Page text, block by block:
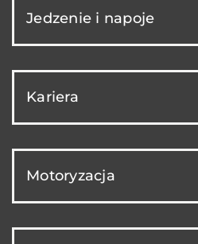
Jedzenie i napoje
Kariera
Motoryzacja